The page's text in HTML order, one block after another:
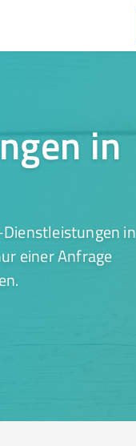
in
in
einer Anfrage